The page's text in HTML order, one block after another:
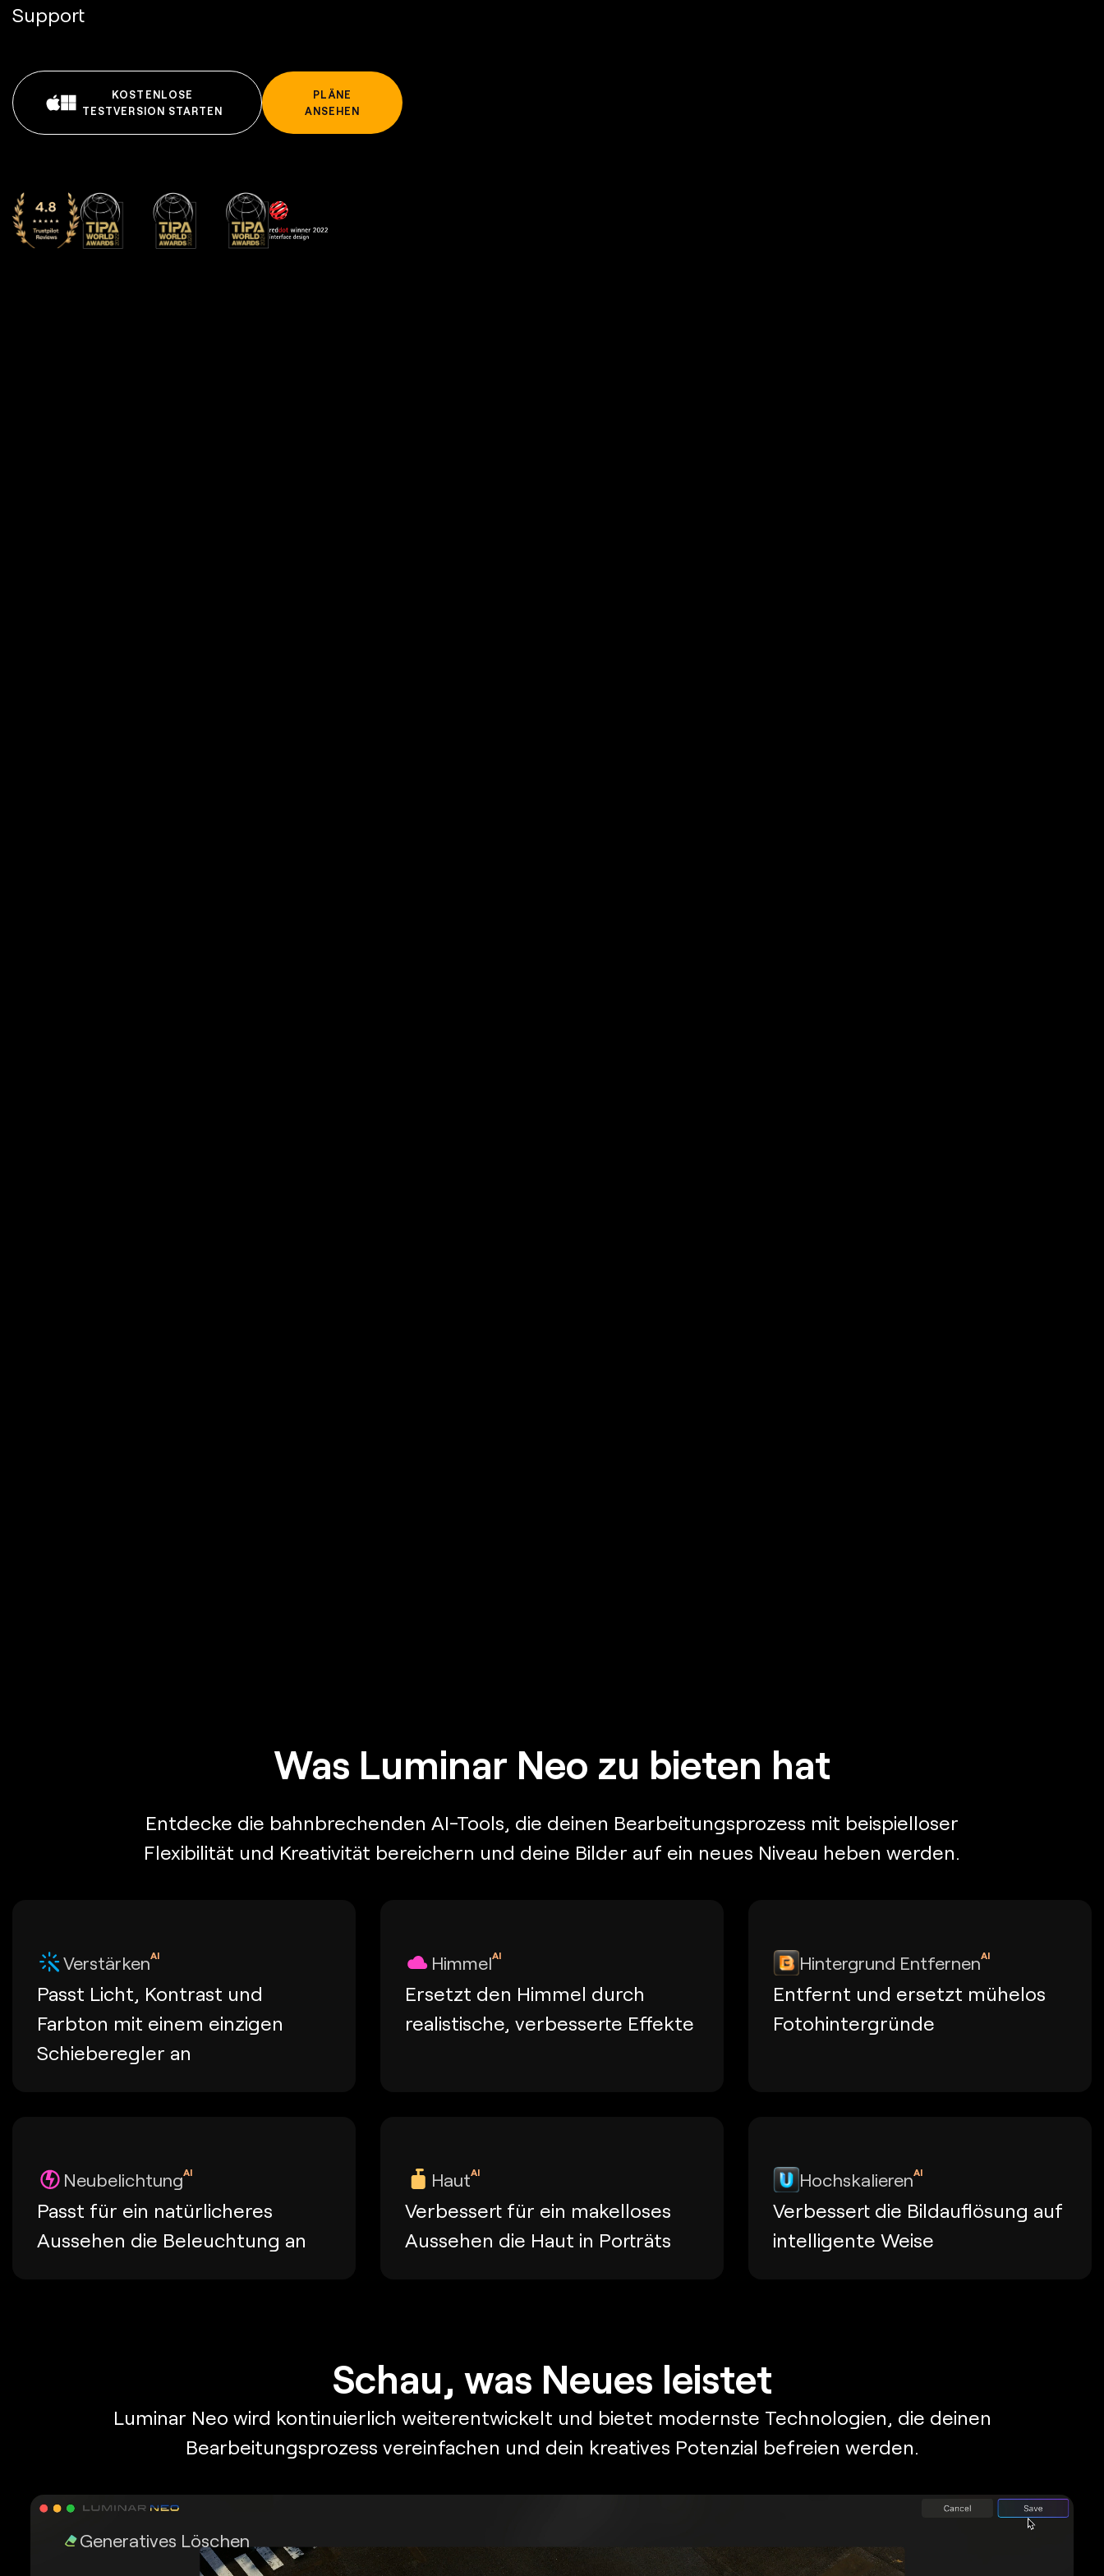
Support
KOSTENLOSE
TESTVERSION STARTEN
PLÄNE
ANSEHEN
Was Luminar Neo zu bieten hat
Entdecke die bahnbrechenden AI-Tools, die deinen Bearbeitungsprozess mit beispielloser
Flexibilität und Kreativität bereichern und deine Bilder auf ein neues Niveau heben werden.
VerstärkenAI
Passt Licht, Kontrast und
Farbton mit einem einzigen
Schieberegler an
HimmelAI
Ersetzt den Himmel durch
realistische, verbesserte Effekte
Hintergrund EntfernenAI
Entfernt und ersetzt mühelos
Fotohintergründe
NeubelichtungAI
Passt für ein natürlicheres
Aussehen die Beleuchtung an
HautAI
Verbessert für ein makelloses
Aussehen die Haut in Porträts
HochskalierenAI
Verbessert die Bildauflösung auf
intelligente Weise
Schau, was Neues leistet
Luminar Neo wird kontinuierlich weiterentwickelt und bietet modernste Technologien, die deinen
Bearbeitungsprozess vereinfachen und dein kreatives Potenzial befreien werden.
Generatives Löschen